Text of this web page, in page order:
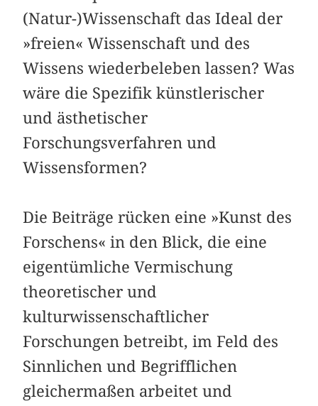
(Natur-)Wissenschaft das Ideal der
»freien« Wissenschaft und des
Wissens wiederbeleben lassen? Was
wäre die Spezifik künstlerischer
und ästhetischer
Forschungsverfahren und
Wissensformen?
Die Beiträge rücken eine »Kunst des
Forschens« in den Blick, die eine
eigentümliche Vermischung
theoretischer und
kulturwissenschaftlicher
Forschungen betreibt, im Feld des
Sinnlichen und Begrifflichen
gleichermaßen arbeitet und